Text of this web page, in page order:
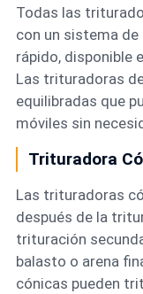
Todas las
con un sistema
rápido, disponible
Las trituradoras
equilibradas que
móviles sin
Trituradora
Las trituradoras
después de la
trituración
balasto o arena
cónicas pueden